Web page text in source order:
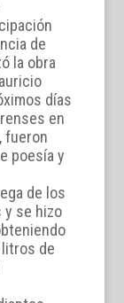
de
la obra
días
en
fueron
poesía y
de los
se hizo
de